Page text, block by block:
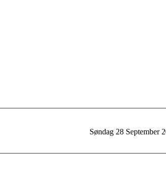
Søndag 28 September